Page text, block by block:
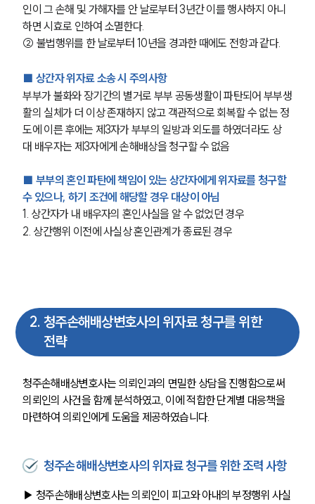
인이 그 손해 및 가해자를 안 날로부터 3년간 이를 행사하지 아니
하면 시효로 인하여 소멸한다.
② 불법행위를 한 날로부터 10년을 경과한 때에도 전항과 같다.
■ 상간자 위자료 소송 시 주의사항
부부가 불화와 장기간의 별거로 부부 공동생활이 파탄되어 부부생
활의 실체가 더 이상 존재하지 않고 객관적으로 회복할 수 없는 정
도에 이른 후에는 제3자가 부부의 일방과 외도를 하였더라도 상
대 배우자는 제3자에게 손해배상을 청구할 수 없음
■ 부부의 혼인 파탄에 책임이 있는 상간자에게 위자료를 청구할
수 있으나, 하기 조건에 해당할 경우 대상이 아님
1. 상간자가 내 배우자의 혼인사실을 알 수 없었던 경우
2. 상간행위 이전에 사실상 혼인관계가 종료된 경우
2. 청주손해배상변호사의 위자료 청구를 위한
전략
청주손해배상변호사는 의뢰인과의 면밀한 상담을 진행함으로써
의뢰인의 사건을 함께 분석하였고, 이에 적합한 단계별 대응책을
마련하여 의뢰인에게 도움을 제공하였습니다.
청주손해배상변호사의 위자료 청구를 위한 조력 사항
▶ 청주손해배상변호사는 의뢰인이 피고와 아내의 부정행위 사실